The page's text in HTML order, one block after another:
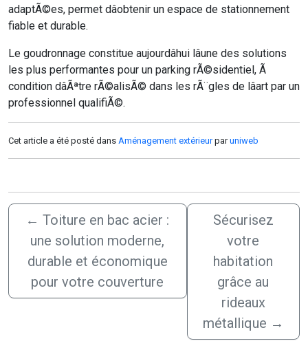
adaptÃ©es, permet dâobtenir un espace de stationnement
fiable et durable.
Le goudronnage constitue aujourdâhui lâune des solutions
les plus performantes pour un parking rÃ©sidentiel, Ã
condition dâÃªtre rÃ©alisÃ© dans les rÃ¨gles de lâart par un
professionnel qualifiÃ©.
Cet article a été posté dans Aménagement extérieurparuniweb
← Toiture en bac acier :
une solution moderne,
durable et économique
pour votre couverture
Sécurisez
votre
habitation
grâce au
rideaux
métallique →